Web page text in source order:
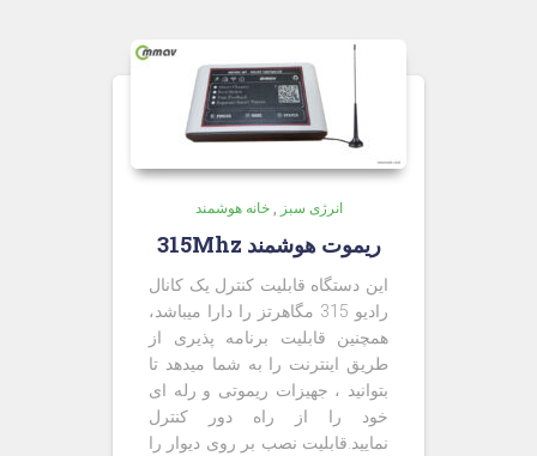
انرژی سبز ,خانه هوشمند
ریموت هوشمند 315Mhz
این دستگاه قابلیت کنترل یک کانال
رادیو 315 مگاهرتز را دارا میباشد،
همچنین قابلیت برنامه پذیری از
طریق اینترنت را به شما میدهد تا
بتوانید ، جهیزات ریموتی و رله ای
خود را از راه دور کنترل
نمایید.قابلیت نصب بر روی دیوار را